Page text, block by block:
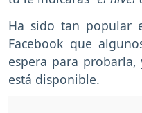
Ha sido tan popular
Facebook que
espera para
está disponible.